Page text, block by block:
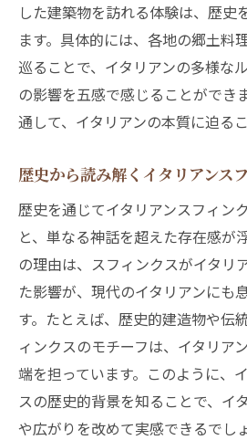
した建築物を訪れる体験は、歴史
ます。具体的には、各地の郷土料
巡ることで、イタリアンの多様な
の影響を五感で感じることができ
通して、イタリアンの本質に迫る
歴史から読み解くイタリアンス
歴史を通じてイタリアンスフィン
と、単なる神話を超えた存在感が
の理由は、スフィンクスがイタリ
た影響が、現代のイタリアンにも
す。たとえば、歴史的建造物や伝
ィンクスのモチーフは、イタリア
端を担っています。このように、
スの歴史的背景を知ることで、イ
や広がりを改めて実感できるでしょ